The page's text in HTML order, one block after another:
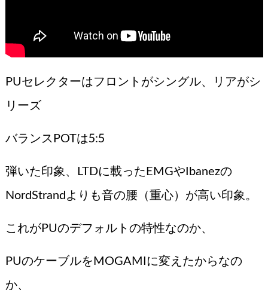
PUセレクターはフロントがシングル、リアがシ
リーズ
バランスPOTは5:5
弾いた印象、LTDに載ったEMGやIbanezの
NordStrandよりも音の腰（重心）が高い印象。
これがPUのデフォルトの特性なのか、
PUのケーブルをMOGAMIに変えたからなの
か、